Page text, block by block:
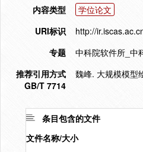
内容类型
学位论文
URI标识
http://
专题
中科院软件所_中
推荐引用方式
GB/T 7714
魏峰. 大规模模型
条目包含的文件
文件名称/大小